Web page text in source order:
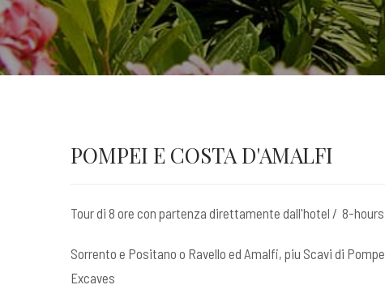
POMPEI E COSTA D'AMALFI
Tour di 8 ore con partenza direttamente dall'hotel / 8-
Sorrento e Positano o Ravello ed Amalfi, piu Scavi di
Excaves